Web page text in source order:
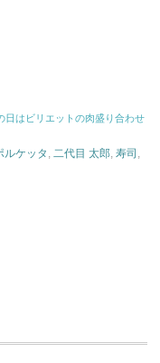
日はビリエットの肉盛り合わせ
ルケッタ , 二代目 太郎, 寿司 ,